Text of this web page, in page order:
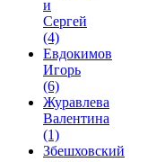
и
Сергей
(4)
Евдокимов
Игорь
(6)
Журавлева
Валентина
(1)
Збешховский